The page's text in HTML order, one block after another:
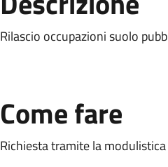
Rilascio occupazioni suolo
Come fare
Richiesta tramite la modulistica